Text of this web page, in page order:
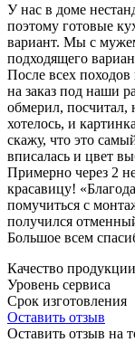
У нас в доме
поэтому готовые
вариант. Мы с
подходящего
После всех
на заказ под наши
обмерил, посчитал,
хотелось, и
скажу, что это
вписалась и цвет
Примерно через 2
красавицу!
помучиться с
получился
Большое всем
Качество продукции
Уровень сервиса
Срок изготовления
Оставить отзыв
Оставить отзыв на